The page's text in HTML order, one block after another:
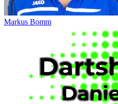
Markus Bomm